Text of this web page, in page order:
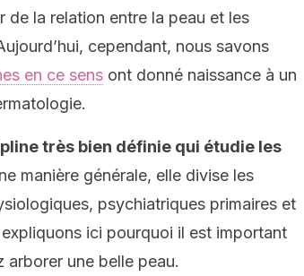
de la relation entre la peau et les
cependant, nous savons
en ce sens ont donné naissance à un
très bien définie qui étudie les
manière générale, elle divise les
psychiatriques primaires et
ici pourquoi il est important
une belle peau.